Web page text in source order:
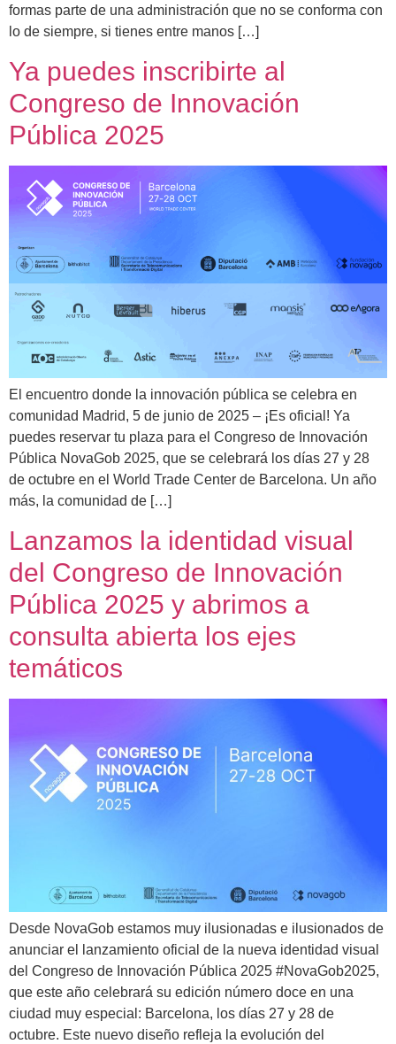
formas parte de una administración que no se conforma con
lo de siempre, si tienes entre manos […]
Ya puedes inscribirte al
Congreso de Innovación
Pública 2025
El encuentro donde la innovación pública se celebra en
comunidad Madrid, 5 de junio de 2025 – ¡Es oficial! Ya
puedes reservar tu plaza para el Congreso de Innovación
Pública NovaGob 2025, que se celebrará los días 27 y 28
de octubre en el World Trade Center de Barcelona. Un año
más, la comunidad de […]
Lanzamos la identidad visual
del Congreso de Innovación
Pública 2025 y abrimos a
consulta abierta los ejes
temáticos
Desde NovaGob estamos muy ilusionadas e ilusionados de
anunciar el lanzamiento oficial de la nueva identidad visual
del Congreso de Innovación Pública 2025 #NovaGob2025,
que este año celebrará su edición número doce en una
ciudad muy especial: Barcelona, los días 27 y 28 de
octubre. Este nuevo diseño refleja la evolución del